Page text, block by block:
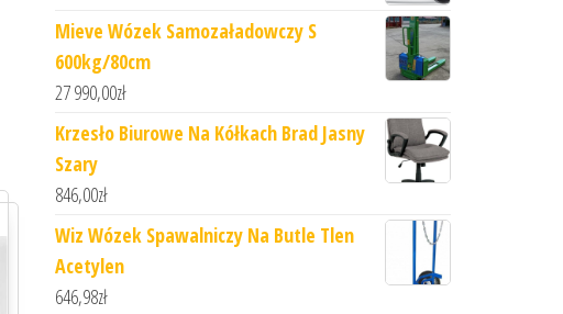
Mieve Wózek Samozaładowczy S
600kg/80cm
27 990,00zł
Krzesło Biurowe Na Kółkach Brad Jasny
Szary
846,00zł
Wiz Wózek Spawalniczy Na Butle Tlen
Acetylen
646,98zł